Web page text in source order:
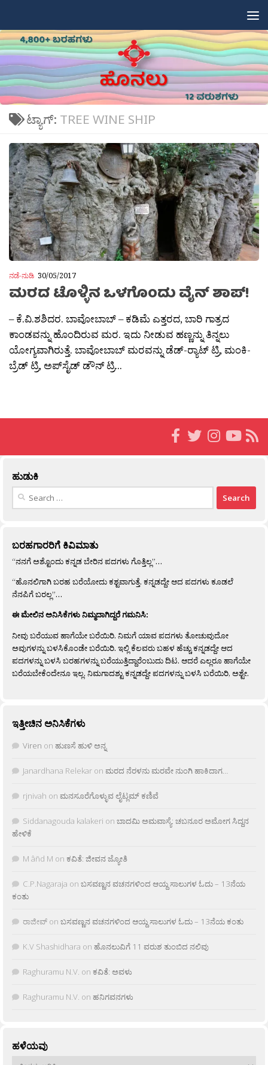
ಟ್ಯಾಗ್: TREE WINE SHIP
ನಡೆ-ನುಡಿ 30/05/2017
ಮರದ ಟೊಳ್ಳಿನ ಒಳಗೊಂದು ವೈನ್ ಶಾಪ್!
– ಕೆ.ವಿ.ಶಶಿದರ. ಬಾವೋಬಾಬ್ – ಕಡಿಮೆ ಎತ್ತರದ, ಬಾರಿ ಗಾತ್ರದ
ಕಾಂಡವನ್ನು ಹೊಂದಿರುವ ಮರ. ಇದು ನೀಡುವ ಹಣ್ಣನ್ನು ತಿನ್ನಲು
ಯೋಗ್ಯವಾಗಿರುತ್ತೆ. ಬಾವೋಬಾಬ್ ಮರವನ್ನು ಡೆಡ್-ರ‍್ಯಾಟ್ ಟ್ರಿ, ಮಂಕಿ-
ಬ್ರೆಡ್ ಟ್ರಿ, ಅಪ್‍ಸೈಡ್ ಡೌನ್ ಟ್ರಿ...
ಹುಡುಕಿ
Search
ಬರಹಗಾರರಿಗೆ ಕಿವಿಮಾತು
“ನನಗೆ ಅಶ್ಟೊಂದು ಕನ್ನಡ ಬೇರಿನ ಪದಗಳು ಗೊತ್ತಿಲ್ಲ”…
“ಹೊನಲಿಗಾಗಿ ಬರಹ ಬರೆಯೋದು ಕಶ್ಟವಾಗುತ್ತೆ. ಕನ್ನಡದ್ದೇ ಆದ ಪದಗಳು ಕೂಡಲೆ
ನೆನಪಿಗೆ ಬರಲ್ಲ”…
ಈ ಮೇಲಿನ ಅನಿಸಿಕೆಗಳು ನಿಮ್ಮದಾಗಿದ್ದರೆ ಗಮನಿಸಿ:
ನೀವು ಬರೆಯುವ ಹಾಗೆಯೇ ಬರೆಯಿರಿ. ನಿಮಗೆ ಯಾವ ಪದಗಳು ತೋಚುವುದೋ
ಅವುಗಳನ್ನು ಬಳಸಿಕೊಂಡೇ ಬರೆಯಿರಿ. ಇಲ್ಲಿ ಕೆಲವರು ಬಹಳ ಹೆಚ್ಚು ಕನ್ನಡದ್ದೇ ಆದ
ಪದಗಳನ್ನು ಬಳಸಿ ಬರಹಗಳನ್ನು ಬರೆಯುತ್ತಿದ್ದಾರೆಂಬುದು ದಿಟ. ಆದರೆ ಎಲ್ಲರೂ ಹಾಗೆಯೇ
ಬರೆಯಬೇಕೆಂದೇನೂ ಇಲ್ಲ. ನಿಮಗಾದಶ್ಟು ಕನ್ನಡದ್ದೇ ಪದಗಳನ್ನು ಬಳಸಿ ಬರೆಯಿರಿ, ಅಶ್ಟೇ.
ಇತ್ತೀಚಿನ ಅನಿಸಿಕೆಗಳು
Viren on ಹುಣಸೆ ಹುಳಿ ಅನ್ನ
Janardhana Relekar on ಮರದ ನೆರಳನು ಮರವೇ ನುಂಗಿ ಹಾಕಿದಾಗ…
rjnivah on ಮನಸೂರೆಗೊಳ್ಳುವ ಲೈಟ್ಲಮ್ ಕಣಿವೆ
Siddanagouda kalakeri on ಬಾದಮಿ ಅಮವಾಸ್ಯೆ: ಚಬನೂರ ಅಮೋಗ ಸಿದ್ದನ
ಹೇಳಿಕೆ
M âñd M on ಕವಿತೆ: ಜೀವನ ಜ್ಯೋತಿ
C.P.Nagaraja on ಬಸವಣ್ಣನ ವಚನಗಳಿಂದ ಆಯ್ದ ಸಾಲುಗಳ ಓದು – 13ನೆಯ
ಕಂತು
ರಾಜೀವ್ on ಬಸವಣ್ಣನ ವಚನಗಳಿಂದ ಆಯ್ದ ಸಾಲುಗಳ ಓದು – 13ನೆಯ ಕಂತು
K.V Shashidhara on ಹೊನಲುವಿಗೆ 11 ವರುಶ ತುಂಬಿದ ನಲಿವು
Raghuramu N.V. on ಕವಿತೆ: ಅವಳು
Raghuramu N.V. on ಹನಿಗವನಗಳು
ಹಳೆಯವು
ಹಳೆಯವು